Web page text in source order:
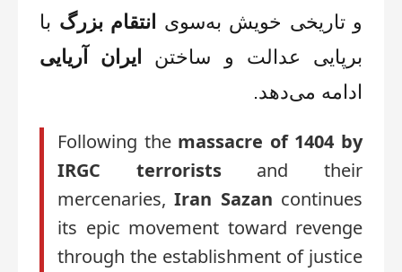
و تاریخی خویش به‌سوی
انتقام بزرگ با
برپایی عدالت و ساختن
ایران آریایی
ادامه می‌دهد.
Following the massacre of 1404 by
IRGC terroristsand their
mercenaries,Iran Sazan continues
its epic movement toward revenge
through the establishment of justice